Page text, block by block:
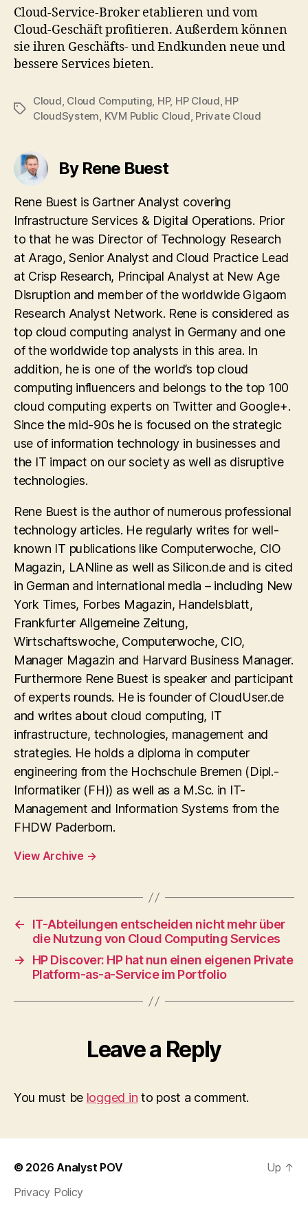
Cloud-Service-Broker etablieren und vom
Cloud-Geschäft profitieren. Außerdem können
sie ihren Geschäfts- und Endkunden neue und
bessere Services bieten.
Tags
Cloud, Cloud Computing, HP, HP Cloud, HP
CloudSystem, KVM Public Cloud, Private Cloud
By Rene Buest
Rene Buest is Gartner Analyst covering
Infrastructure Services & Digital Operations. Prior
to that he was Director of Technology Research
at Arago, Senior Analyst and Cloud Practice Lead
at Crisp Research, Principal Analyst at New Age
Disruption and member of the worldwide Gigaom
Research Analyst Network. Rene is considered as
top cloud computing analyst in Germany and one
of the worldwide top analysts in this area. In
addition, he is one of the world’s top cloud
computing influencers and belongs to the top 100
cloud computing experts on Twitter and Google+.
Since the mid-90s he is focused on the strategic
use of information technology in businesses and
the IT impact on our society as well as disruptive
technologies.
Rene Buest is the author of numerous professional
technology articles. He regularly writes for well-
known IT publications like Computerwoche, CIO
Magazin, LANline as well as Silicon.de and is cited
in German and international media – including New
York Times, Forbes Magazin, Handelsblatt,
Frankfurter Allgemeine Zeitung,
Wirtschaftswoche, Computerwoche, CIO,
Manager Magazin and Harvard Business Manager.
Furthermore Rene Buest is speaker and participant
of experts rounds. He is founder of CloudUser.de
and writes about cloud computing, IT
infrastructure, technologies, management and
strategies. He holds a diploma in computer
engineering from the Hochschule Bremen (Dipl.-
Informatiker (FH)) as well as a M.Sc. in IT-
Management and Information Systems from the
FHDW Paderborn.
View Archive →
←
IT-Abteilungen entscheiden nicht mehr über
die Nutzung von Cloud Computing Services
→
HP Discover: HP hat nun einen eigenen Private
Platform-as-a-Service im Portfolio
Leave a Reply
You must be logged in to post a comment.
© 2026Analyst POV
Privacy Policy
Up ↑